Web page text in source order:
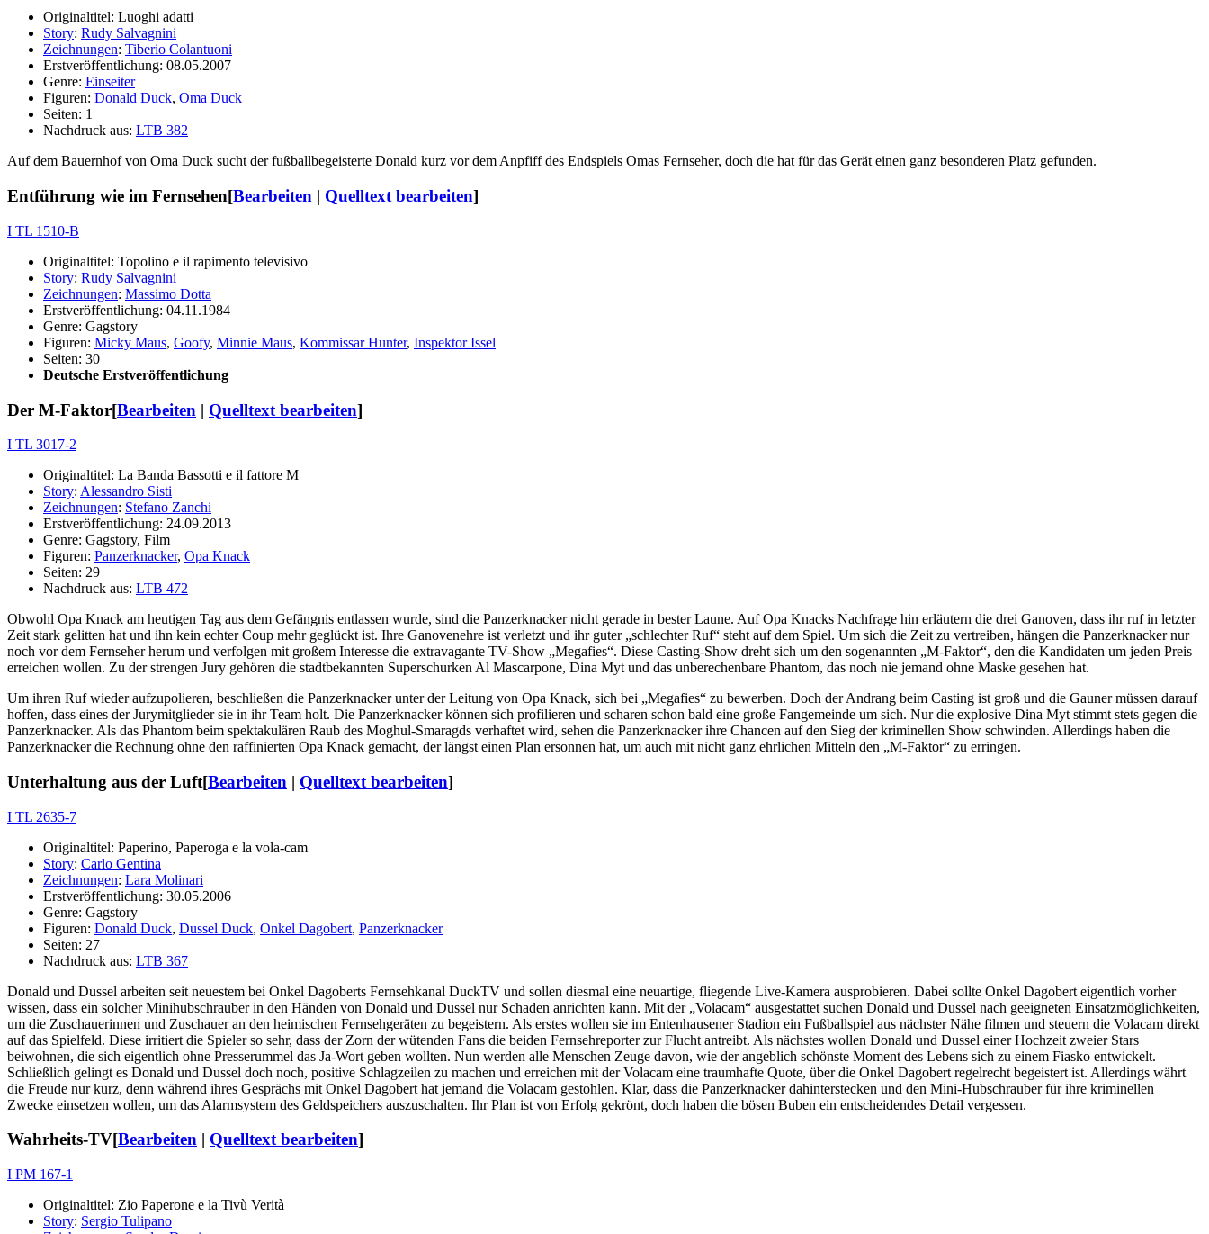
Originaltitel: Luoghi adatti
Story: Rudy Salvagnini
Zeichnungen: Tiberio Colantuoni
Erstveröffentlichung: 08.05.2007
Genre: Einseiter
Figuren: Donald Duck, Oma Duck
Seiten: 1
Nachdruck aus: LTB 382
Auf dem Bauernhof von Oma Duck sucht der fußballbegeisterte Donald kurz vor dem Anpfiff des Endspiels Omas Fernseher, doch die hat für das Gerät einen ganz besonderen Platz gefunden.
Entführung wie im Fernsehen[Bearbeiten | Quelltext bearbeiten]
I TL 1510-B
Originaltitel: Topolino e il rapimento televisivo
Story: Rudy Salvagnini
Zeichnungen: Massimo Dotta
Erstveröffentlichung: 04.11.1984
Genre: Gagstory
Figuren: Micky Maus, Goofy, Minnie Maus, Kommissar Hunter, Inspektor Issel
Seiten: 30
Deutsche Erstveröffentlichung
Der M-Faktor[Bearbeiten | Quelltext bearbeiten]
I TL 3017-2
Originaltitel: La Banda Bassotti e il fattore M
Story: Alessandro Sisti
Zeichnungen: Stefano Zanchi
Erstveröffentlichung: 24.09.2013
Genre: Gagstory, Film
Figuren: Panzerknacker, Opa Knack
Seiten: 29
Nachdruck aus: LTB 472
Obwohl Opa Knack am heutigen Tag aus dem Gefängnis entlassen wurde, sind die Panzerknacker nicht gerade in bester Laune. Auf Opa Knacks Nachfrage hin erläutern die drei Ganoven, dass ihr ruf in letzter
Zeit stark gelitten hat und ihn kein echter Coup mehr geglückt ist. Ihre Ganovenehre ist verletzt und ihr guter „schlechter Ruf“ steht auf dem Spiel. Um sich die Zeit zu vertreiben, hängen die Panzerknacker nur
noch vor dem Fernseher herum und verfolgen mit großem Interesse die extravagante TV-Show „Megafies“. Diese Casting-Show dreht sich um den sogenannten „M-Faktor“, den die Kandidaten um jeden Preis
erreichen wollen. Zu der strengen Jury gehören die stadtbekannten Superschurken Al Mascarpone, Dina Myt und das unberechenbare Phantom, das noch nie jemand ohne Maske gesehen hat.
Um ihren Ruf wieder aufzupolieren, beschließen die Panzerknacker unter der Leitung von Opa Knack, sich bei „Megafies“ zu bewerben. Doch der Andrang beim Casting ist groß und die Gauner müssen darauf
hoffen, dass eines der Jurymitglieder sie in ihr Team holt. Die Panzerknacker können sich profilieren und scharen schon bald eine große Fangemeinde um sich. Nur die explosive Dina Myt stimmt stets gegen die
Panzerknacker. Als das Phantom beim spektakulären Raub des Moghul-Smaragds verhaftet wird, sehen die Panzerknacker ihre Chancen auf den Sieg der kriminellen Show schwinden. Allerdings haben die
Panzerknacker die Rechnung ohne den raffinierten Opa Knack gemacht, der längst einen Plan ersonnen hat, um auch mit nicht ganz ehrlichen Mitteln den „M-Faktor“ zu erringen.
Unterhaltung aus der Luft[Bearbeiten | Quelltext bearbeiten]
I TL 2635-7
Originaltitel: Paperino, Paperoga e la vola-cam
Story: Carlo Gentina
Zeichnungen: Lara Molinari
Erstveröffentlichung: 30.05.2006
Genre: Gagstory
Figuren: Donald Duck, Dussel Duck, Onkel Dagobert, Panzerknacker
Seiten: 27
Nachdruck aus: LTB 367
Donald und Dussel arbeiten seit neuestem bei Onkel Dagoberts Fernsehkanal DuckTV und sollen diesmal eine neuartige, fliegende Live-Kamera ausprobieren. Dabei sollte Onkel Dagobert eigentlich vorher
wissen, dass ein solcher Minihubschrauber in den Händen von Donald und Dussel nur Schaden anrichten kann. Mit der „Volacam“ ausgestattet suchen Donald und Dussel nach geeigneten Einsatzmöglichkeiten,
um die Zuschauerinnen und Zuschauer an den heimischen Fernsehgeräten zu begeistern. Als erstes wollen sie im Entenhausener Stadion ein Fußballspiel aus nächster Nähe filmen und steuern die Volacam direkt
auf das Spielfeld. Diese irritiert die Spieler so sehr, dass der Zorn der wütenden Fans die beiden Fernsehreporter zur Flucht antreibt. Als nächstes wollen Donald und Dussel einer Hochzeit zweier Stars
beiwohnen, die sich eigentlich ohne Presserummel das Ja-Wort geben wollten. Nun werden alle Menschen Zeuge davon, wie der angeblich schönste Moment des Lebens sich zu einem Fiasko entwickelt.
Schließlich gelingt es Donald und Dussel doch noch, positive Schlagzeilen zu machen und erreichen mit der Volacam eine traumhafte Quote, über die Onkel Dagobert regelrecht begeistert ist. Allerdings währt
die Freude nur kurz, denn während ihres Gesprächs mit Onkel Dagobert hat jemand die Volacam gestohlen. Klar, dass die Panzerknacker dahinterstecken und den Mini-Hubschrauber für ihre kriminellen
Zwecke einsetzen wollen, um das Alarmsystem des Geldspeichers auszuschalten. Ihr Plan ist von Erfolg gekrönt, doch haben die bösen Buben ein entscheidendes Detail vergessen.
Wahrheits-TV[Bearbeiten | Quelltext bearbeiten]
I PM 167-1
Originaltitel: Zio Paperone e la Tivù Verità
Story: Sergio Tulipano